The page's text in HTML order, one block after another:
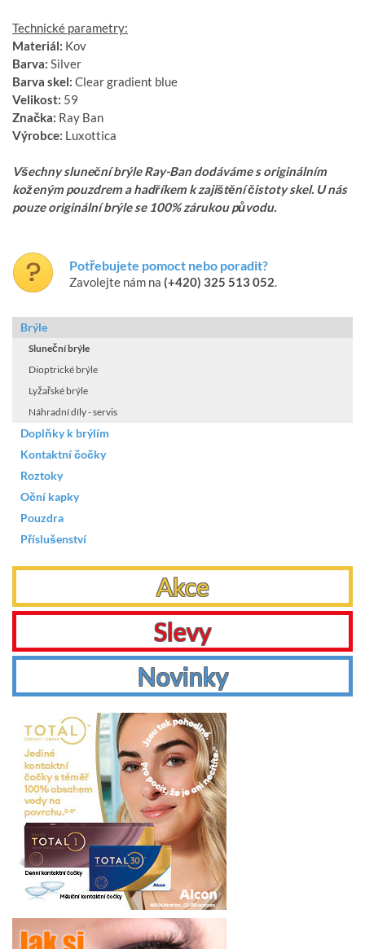
Technické parametry:
Materiál: Kov
Barva: Silver
Barva skel: Clear gradient blue
Velikost: 59
Značka: Ray Ban
Výrobce: Luxottica
Všechny sluneční brýle Ray-Ban dodáváme s originálním
koženým pouzdrem a hadříkem k zajištění čistoty skel. U nás
pouze originální brýle se 100% zárukou původu.
Potřebujete pomoct nebo poradit?
Zavolejte nám na (+420) 325 513 052.
Brýle
Sluneční brýle
Dioptrické brýle
Lyžařské brýle
Náhradní díly - servis
Doplňky k brýlím
Kontaktní čočky
Roztoky
Oční kapky
Pouzdra
Příslušenství
Akce
Slevy
Novinky